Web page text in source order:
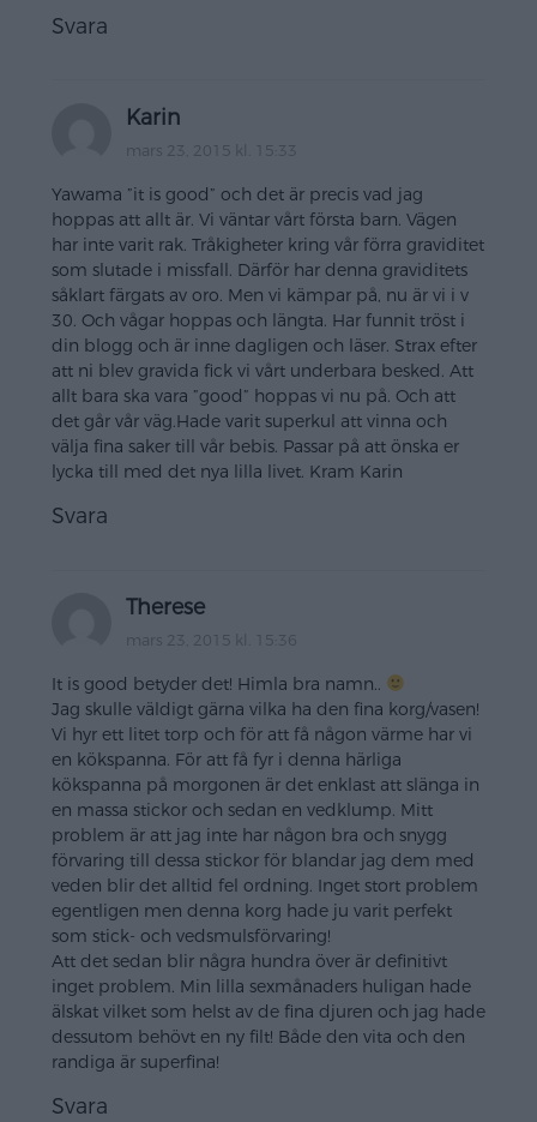
Svara
Karin
mars 23, 2015 kl. 15:33
Yawama ”it is good” och det är precis vad jag
hoppas att allt är. Vi väntar vårt första barn. Vägen
har inte varit rak. Tråkigheter kring vår förra graviditet
som slutade i missfall. Därför har denna graviditets
såklart färgats av oro. Men vi kämpar på, nu är vi i v
30. Och vågar hoppas och längta. Har funnit tröst i
din blogg och är inne dagligen och läser. Strax efter
att ni blev gravida fick vi vårt underbara besked. Att
allt bara ska vara ”good” hoppas vi nu på. Och att
det går vår väg.Hade varit superkul att vinna och
välja fina saker till vår bebis. Passar på att önska er
lycka till med det nya lilla livet. Kram Karin
Svara
Therese
mars 23, 2015 kl. 15:36
It is good betyder det! Himla bra namn..
Jag skulle väldigt gärna vilka ha den fina korg/vasen!
Vi hyr ett litet torp och för att få någon värme har vi
en kökspanna. För att få fyr i denna härliga
kökspanna på morgonen är det enklast att slänga in
en massa stickor och sedan en vedklump. Mitt
problem är att jag inte har någon bra och snygg
förvaring till dessa stickor för blandar jag dem med
veden blir det alltid fel ordning. Inget stort problem
egentligen men denna korg hade ju varit perfekt
som stick- och vedsmulsförvaring!
Att det sedan blir några hundra över är definitivt
inget problem. Min lilla sexmånaders huligan hade
älskat vilket som helst av de fina djuren och jag hade
dessutom behövt en ny filt! Både den vita och den
randiga är superfina!
Svara